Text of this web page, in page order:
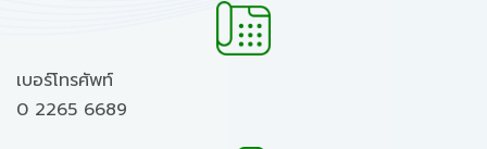
เบอร์โทรศัพท์
0 2265 6689